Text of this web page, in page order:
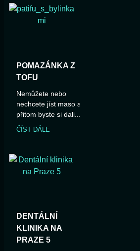
POMAZÁNKA Z
TOFU
Nemůžete nebo
nechcete jíst maso a
přitom byste si dali...
ČÍST DÁLE
DENTÁLNÍ
KLINIKA NA
PRAZE 5